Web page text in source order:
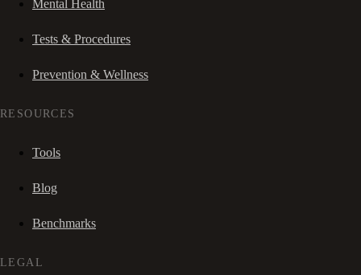
Mental Health
Tests & Procedures
Prevention & Wellness
RESOURCES
Tools
Blog
Benchmarks
LEGAL